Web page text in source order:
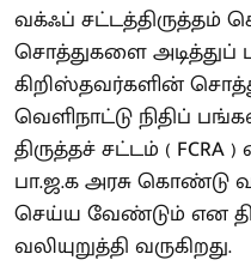
வக்ஃப் சட்டத்திருத்தம்
சொத்துகளை அடித்துப்
கிறிஸ்தவர்களின்
வெளிநாட்டு நிதிப்
திருத்தச் சட்டம் (
பா.ஜ.க அரசு கொண்டு
செய்ய வேண்டும் என
வலியுறுத்தி வருகிறது.